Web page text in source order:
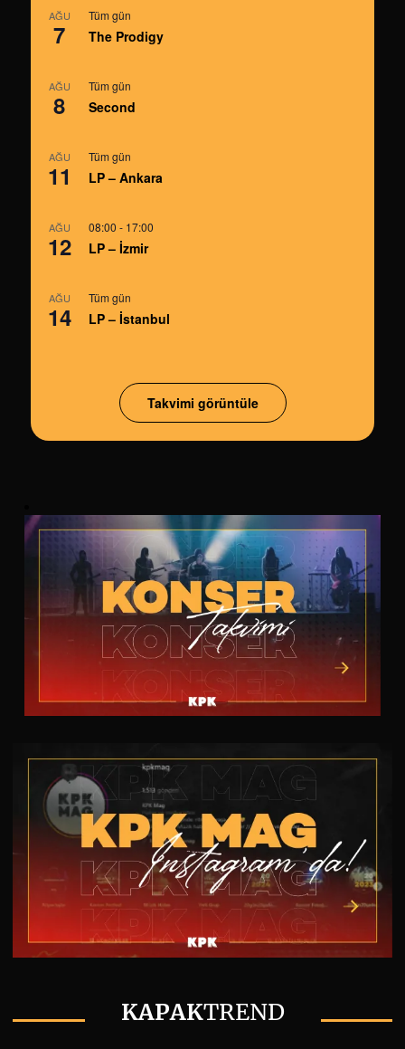
AĞU
7
Tüm gün
The Prodigy
AĞU
8
Tüm gün
Second
AĞU
11
Tüm gün
LP – Ankara
AĞU
12
08:00 - 17:00
LP – İzmir
AĞU
14
Tüm gün
LP – İstanbul
Takvimi görüntüle
KAPAKTREND